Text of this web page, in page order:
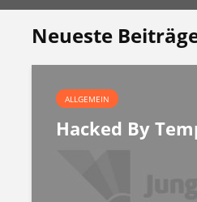
Neueste
ALLGEMEIN
Hacked By